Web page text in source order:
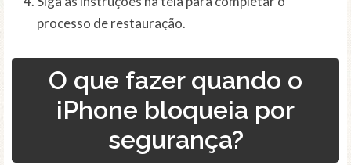
processo de restauração.
O que fazer quando o
iPhone bloqueia por
segurança?